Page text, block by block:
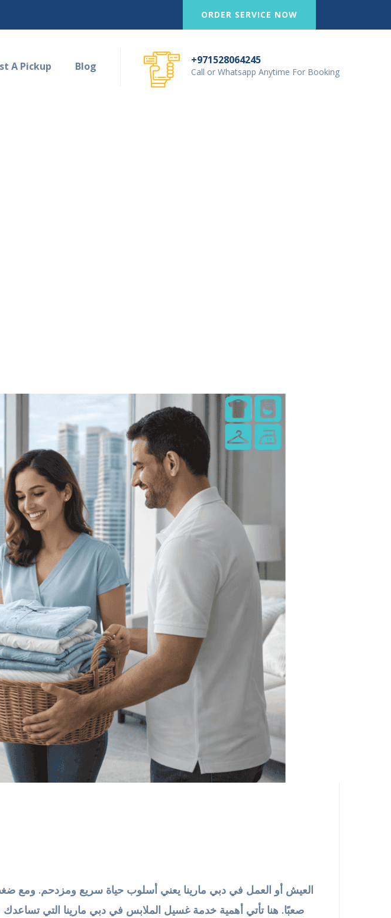
ORDER SERVICE NOW
A Pickup Blog +971528064245
Call or Whatsapp Anytime For Booking
العيش أو العمل في دبي مارينا يعني أسلوب حياة سريع ومزدحم. ومع
صعبًا. هنا تأتي أهمية خدمة غسيل الملابس في دبي مارينا التي